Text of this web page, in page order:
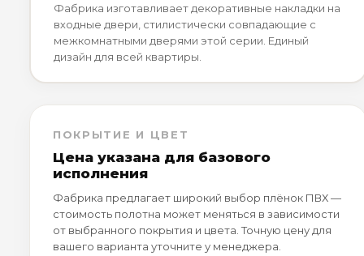
Фабрика изготавливает декоративные накладки на
входные двери, стилистически совпадающие с
межкомнатными дверями этой серии. Единый
дизайн для всей квартиры.
ПОКРЫТИЕ И ЦВЕТ
Цена указана для базового
исполнения
Фабрика предлагает широкий выбор плёнок ПВХ —
стоимость полотна может меняться в зависимости
от выбранного покрытия и цвета. Точную цену для
вашего варианта уточните у менеджера.